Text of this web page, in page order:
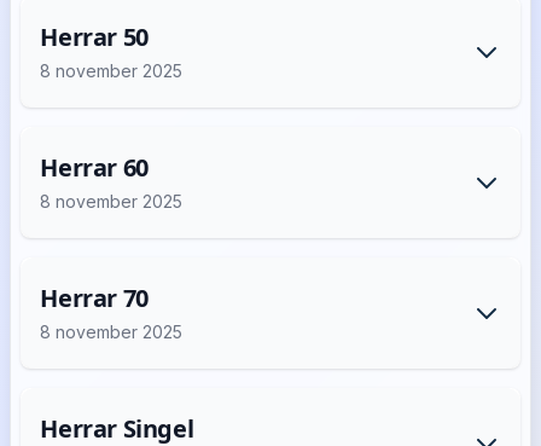
Herrar 50
8 november 2025
Herrar 60
8 november 2025
Herrar 70
8 november 2025
Herrar Singel